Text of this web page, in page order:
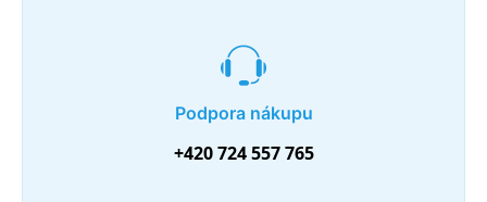
Podpora nákupu
+420 724 557 765